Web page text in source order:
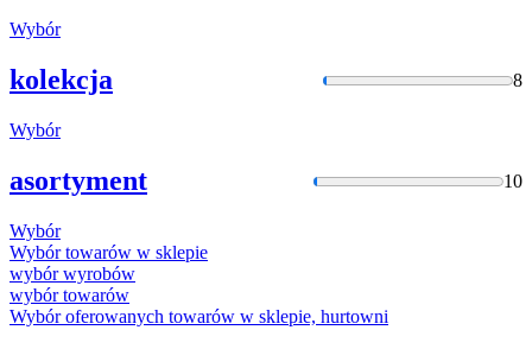
Wybór
kolekcja 8
Wybór
asortyment 10
Wybór
Wybórtowarów w sklepie
wybórwyrobów
wybórtowarów
Wybóroferowanych towarów w sklepie, hurtowni